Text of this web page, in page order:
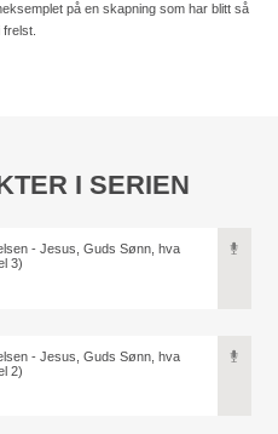
på en skapning som har blitt så
I SERIEN
- Jesus, Guds Sønn, hva
3)
- Jesus, Guds Sønn, hva
2)